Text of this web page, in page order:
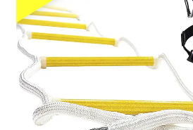
Vidéos
Nous contacter
Politique